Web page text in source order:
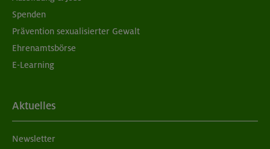
Spenden
Prävention sexualisierter Gewalt
Ehrenamtsbörse
E-Learning
Aktuelles
Newsletter